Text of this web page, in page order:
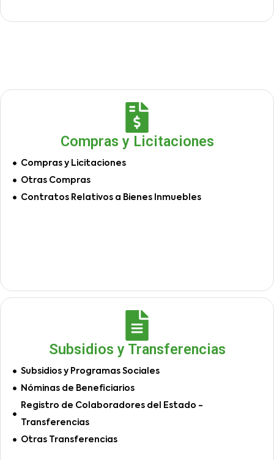
Compras y Licitaciones
Compras y Licitaciones
Otras Compras
Contratos Relativos a Bienes Inmuebles
Subsidios y Transferencias
Subsidios y Programas Sociales
Nóminas de Beneficiarios
Registro de Colaboradores del Estado -
Transferencias
Otras Transferencias